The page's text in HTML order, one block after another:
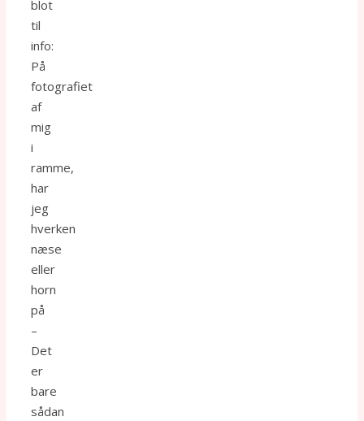
blot
til
info:
På
fotografiet
af
mig
i
ramme,
har
jeg
hverken
næse
eller
horn
på
–
Det
er
bare
sådan